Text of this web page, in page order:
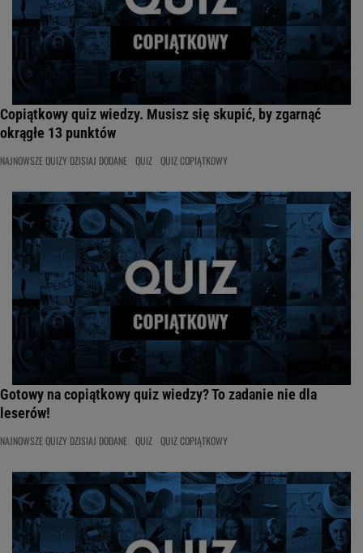
Copiątkowy quiz wiedzy. Musisz się skupić, by zgarnąć
okrągłe 13 punktów
NAJNOWSZE QUIZY DZISIAJ DODANE QUIZ QUIZ COPIĄTKOWY
Gotowy na copiątkowy quiz wiedzy? To zadanie nie dla
leserów!
NAJNOWSZE QUIZY DZISIAJ DODANE QUIZ QUIZ COPIĄTKOWY